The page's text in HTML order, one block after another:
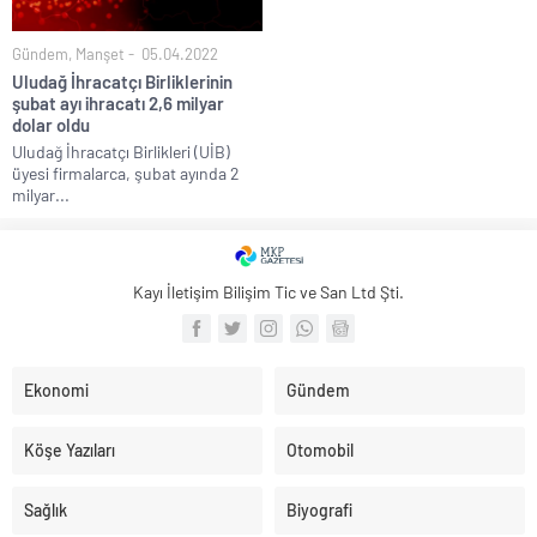
Gündem, Manşet 05.04.2022
Uludağ İhracatçı Birliklerinin
şubat ayı ihracatı 2,6 milyar
dolar oldu
Uludağ İhracatçı Birlikleri (UİB)
üyesi firmalarca, şubat ayında 2
milyar...
Kayı İletişim Bilişim Tic ve San Ltd Şti.
Ekonomi Gündem
Köşe Yazıları Otomobil
Sağlık Biyografi